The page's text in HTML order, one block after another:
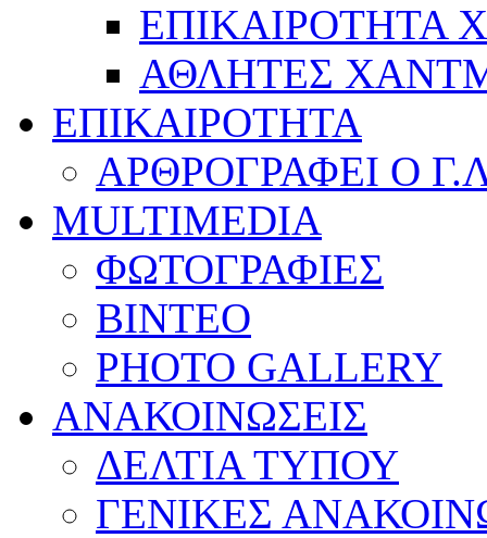
ΕΠΙΚΑΙΡΟΤΗΤΑ
ΑΘΛΗΤΕΣ
ΕΠΙΚΑΙΡΟΤΗΤΑ
ΑΡΘΡΟΓΡΑΦΕΙ Ο
MULTIMEDIA
ΦΩΤΟΓΡΑΦΙΕΣ
ΒΙΝΤΕΟ
PHOTO GALLERY
ΑΝΑΚΟΙΝΩΣΕΙΣ
ΔΕΛΤΙΑ ΤΥΠΟΥ
ΓΕΝΙΚΕΣ